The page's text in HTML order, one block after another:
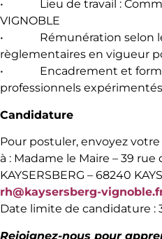
• Lieu de travail :
VIGNOBLE
• Rémunération selon
règlementaires en vigueur
• Encadrement et
professionnels expérimentés
Candidature
Pour postuler, envoyez
à : Madame le Maire – 39 rue
KAYSERSBERG – 68240
rh@kaysersberg-
Date limite de candidature :
Rejoignez-nous pour